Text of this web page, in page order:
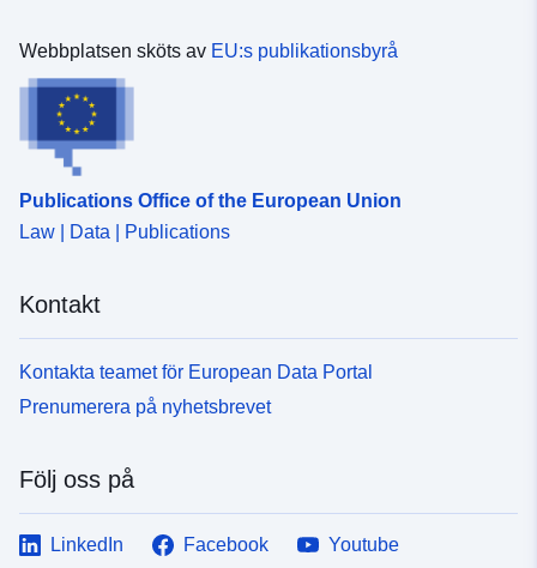
Webbplatsen sköts av EU:s publikationsbyrå
Publications Office of the European Union
Law | Data | Publications
Kontakt
Kontakta teamet för European Data Portal
Prenumerera på nyhetsbrevet
Följ oss på
LinkedIn Facebook
Youtube